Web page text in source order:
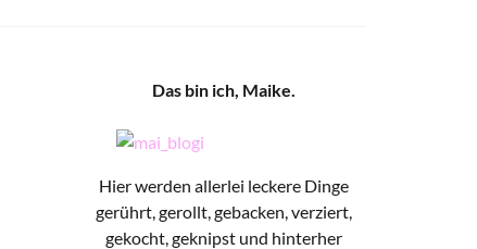
Das bin ich, Maike.
Hier werden allerlei leckere Dinge
gerührt, gerollt, gebacken, verziert,
gekocht, geknipst und hinterher